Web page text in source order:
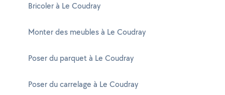
Bricoler à Le Coudray
Monter des meubles à Le Coudray
Poser du parquet à Le Coudray
Poser du carrelage à Le Coudray